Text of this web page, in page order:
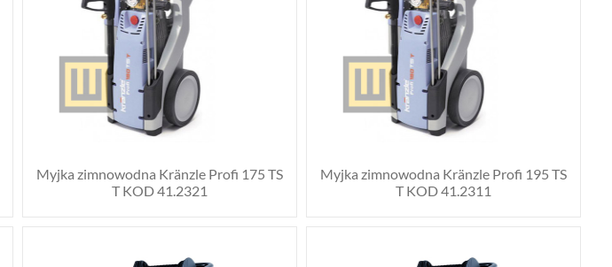
Myjka zimnowodna Kränzle Profi 175 TS
T KOD 41.2321
Myjka zimnowodna Kränzle Profi 195 TS
T KOD 41.2311